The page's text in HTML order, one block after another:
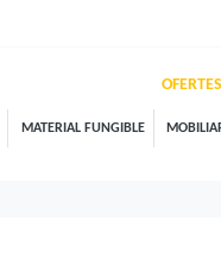
OFERTES
MATERIAL FUNGIBLE